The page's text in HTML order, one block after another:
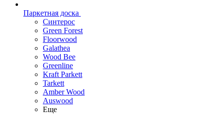
Паркетная доска
Синтерос
Green Forest
Floorwood
Galathea
Wood Bee
Greenline
Kraft Parkett
Tarkett
Amber Wood
Auswood
Еще